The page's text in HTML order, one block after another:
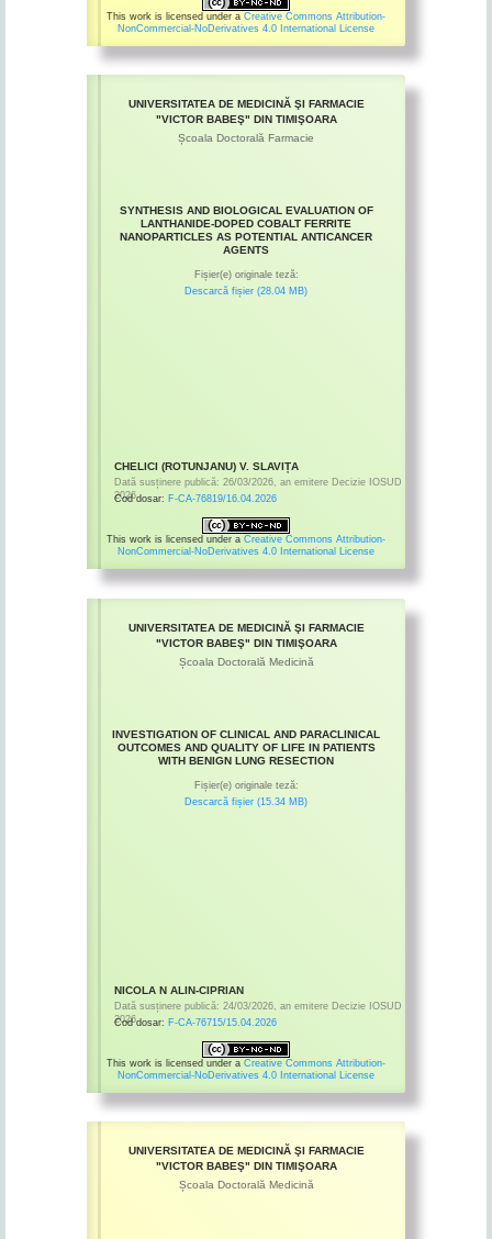
This work is licensed under a Creative Commons Attribution-
NonCommercial-NoDerivatives 4.0 International License
UNIVERSITATEA DE MEDICINĂ ŞI FARMACIE
"VICTOR BABEŞ" DIN TIMIŞOARA
Școala Doctorală Farmacie
SYNTHESIS AND BIOLOGICAL EVALUATION OF
LANTHANIDE-DOPED COBALT FERRITE
NANOPARTICLES AS POTENTIAL ANTICANCER
AGENTS
Fișier(e) originale teză:
Descarcă fișier (28.04 MB)
CHELICI (ROTUNJANU) V. SLAVIȚA
Dată susținere publică: 26/03/2026, an emitere Decizie IOSUD
2026
Cod dosar: F-CA-76819/16.04.2026
This work is licensed under a Creative Commons Attribution-
NonCommercial-NoDerivatives 4.0 International License
UNIVERSITATEA DE MEDICINĂ ŞI FARMACIE
"VICTOR BABEŞ" DIN TIMIŞOARA
Școala Doctorală Medicină
INVESTIGATION OF CLINICAL AND PARACLINICAL
OUTCOMES AND QUALITY OF LIFE IN PATIENTS
WITH BENIGN LUNG RESECTION
Fișier(e) originale teză:
Descarcă fișier (15.34 MB)
NICOLA N ALIN-CIPRIAN
Dată susținere publică: 24/03/2026 an emitere Decizie IOSUD
2026
Cod dosar: F-CA-76715/15.04.2026
This work is licensed under a Creative Commons Attribution-
NonCommercial-NoDerivatives 4.0 International License
UNIVERSITATEA DE MEDICINĂ ŞI FARMACIE
"VICTOR BABEŞ" DIN TIMIŞOARA
Școala Doctorală Medicină